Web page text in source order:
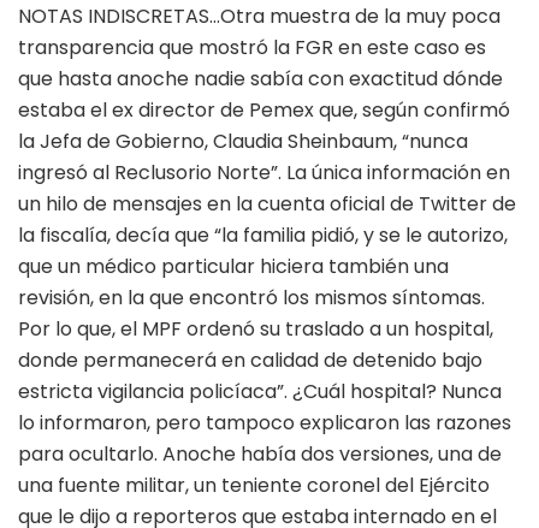
NOTAS INDISCRETAS…Otra muestra de la muy poca
transparencia que mostró la FGR en este caso es
que hasta anoche nadie sabía con exactitud dónde
estaba el ex director de Pemex que, según confirmó
la Jefa de Gobierno, Claudia Sheinbaum, “nunca
ingresó al Reclusorio Norte”. La única información en
un hilo de mensajes en la cuenta oficial de Twitter de
la fiscalía, decía que “la familia pidió, y se le autorizo,
que un médico particular hiciera también una
revisión, en la que encontró los mismos síntomas.
Por lo que, el MPF ordenó su traslado a un hospital,
donde permanecerá en calidad de detenido bajo
estricta vigilancia policíaca”. ¿Cuál hospital? Nunca
lo informaron, pero tampoco explicaron las razones
para ocultarlo. Anoche había dos versiones, una de
una fuente militar, un teniente coronel del Ejército
que le dijo a reporteros que estaba internado en el